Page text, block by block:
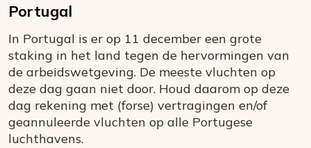
Portugal
In Portugal is er op 11 december een grote
staking in het land tegen de hervormingen van
de arbeidswetgeving. De meeste vluchten op
deze dag gaan niet door. Houd daarom op deze
dag rekening met (forse) vertragingen en/of
geannuleerde vluchten op alle Portugese
luchthavens.